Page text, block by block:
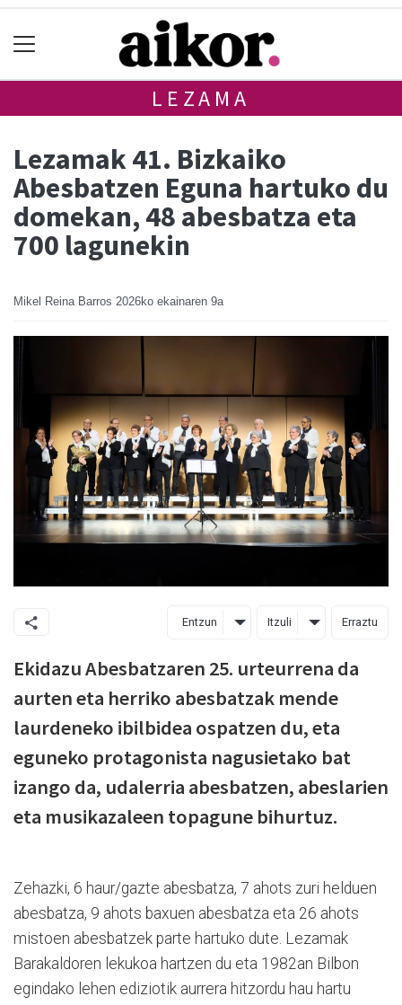
LEZAMA
Lezamak 41. Bizkaiko
Abesbatzen Eguna hartuko du
domekan, 48 abesbatza eta
700 lagunekin
Mikel Reina Barros 2026ko ekainaren 9a
Entzun Itzuli Erraztu
Ekidazu Abesbatzaren 25. urteurrena da
aurten eta herriko abesbatzak mende
laurdeneko ibilbidea ospatzen du, eta
eguneko protagonista nagusietako bat
izango da, udalerria abesbatzen, abeslarien
eta musikazaleen topagune bihurtuz.
Zehazki, 6 haur/gazte abesbatza, 7 ahots zuri helduen
abesbatza, 9 ahots baxuen abesbatza eta 26 ahots
mistoen abesbatzek parte hartuko dute. Lezamak
Barakaldoren lekukoa hartzen du eta 1982an Bilbon
egindako lehen ediziotik aurrera hitzordu hau hartu